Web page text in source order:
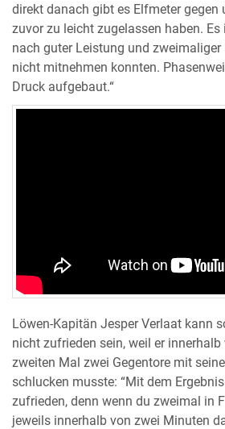
direkt danach gibt es Elfmeter gegen
zuvor zu leicht zugelassen haben.
nach guter Leistung und zweimaliger
nicht mitnehmen konnten.
Druck aufgebaut.“
Löwen-Kapitän Jesper Verlaat kann
nicht zufrieden sein, weil er innerhalb
zweiten Mal zwei Gegentore mit
schlucken musste: “Mit dem
zufrieden, denn wenn du zweimal in
jeweils innerhalb von zwei Minuten